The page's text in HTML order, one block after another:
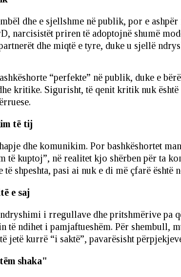
dhe e sjellshme në publik, por e ashpër
narcisistët priren të adoptojnë shumë
dhe miqtë e tyre, duke u sjellë
“perfekte” në publik, duke e
kritike. Sigurisht, të qenit kritik nuk
të tij
dhe komunikim. Por bashkëshortet
të kuptoj”, në realitet kjo shërben për ta
shpeshta, pasi ai nuk e di më çfarë është
e saj
i rregullave dhe pritshmërive pa
të ndihet i pamjaftueshëm. Për
jetë kurrë “i saktë”, pavarësisht
shaka"